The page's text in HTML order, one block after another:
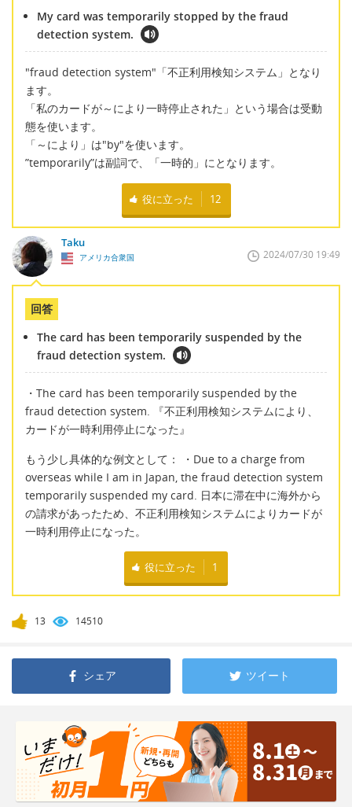
My card was temporarily stopped by the fraud
detection system.
"fraud detection system"「不正利用検知システム」となり
ます。
「私のカードが～により一時停止された」という場合は受動
態を使います。
「～により」は"by"を使います。
”temporarily”は副詞で、「一時的」にとなります。
役に立った 12
Taku
アメリカ合衆国 2024/07/30 19:49
回答
The card has been temporarily suspended by the
fraud detection system.
・The card has been temporarily suspended by the
fraud detection system. 『不正利用検知システムにより、
カードが一時利用停止になった』
もう少し具体的な例文として： ・Due to a charge from
overseas while I am in Japan, the fraud detection system
temporarily suspended my card. 日本に滞在中に海外から
の請求があったため、不正利用検知システムによりカードが
一時利用停止になった。
役に立った 1
13 14510
シェア ツイート